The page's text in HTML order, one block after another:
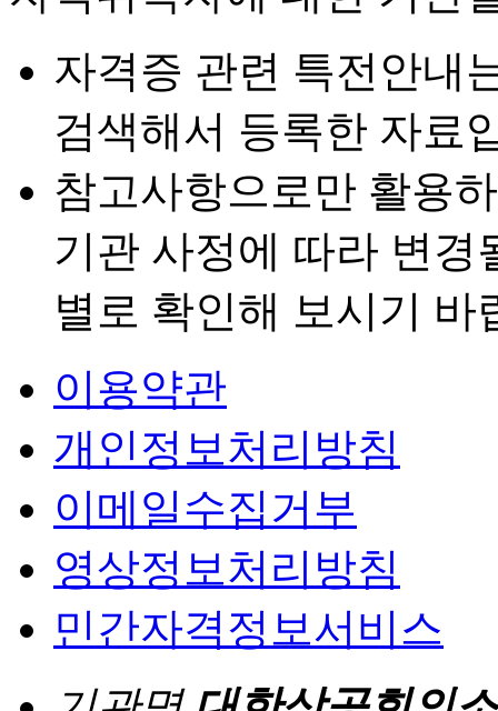
자격증 관련 특전안내
검색해서 등록한 자료
참고사항으로만 활용
기관 사정에 따라 변경
별로 확인해 보시기 바
이용약관
개인정보처리방침
이메일수집거부
영상정보처리방침
민간자격정보서비스